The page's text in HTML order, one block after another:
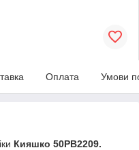
Оплата Умови
Кияшко 50PB2209.